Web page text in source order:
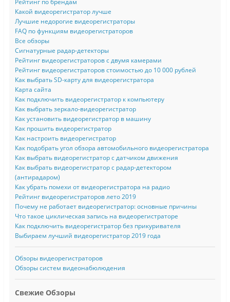
Рейтинг по брендам
Какой видеорегистратор лучше
Лучшие недорогие видеорегистраторы
FAQ по функциям видеорегистраторов
Все обзоры
Сигнатурные радар-детекторы
Рейтинг видеорегистраторов с двумя камерами
Рейтинг видеорегистраторов стоимостью до 10 000 рублей
Как выбрать SD-карту для видеорегистратора
Карта сайта
Как подключить видеорегистратор к компьютеру
Как выбрать зеркало-видеорегистратор
Как установить видеорегистратор в машину
Как прошить видеорегистратор
Как настроить видеорегистратор
Как подобрать угол обзора автомобильного видеорегистратора
Как выбрать видеорегистратор с датчиком движения
Как выбрать видеорегистратор с радар-детектором
(антирадаром)
Как убрать помехи от видеорегистратора на радио
Рейтинг видеорегистраторов лето 2019
Почему не работает видеорегистратор: основные причины
Что такое циклическая запись на видеорегистраторе
Как подключить видеорегистратор без прикуривателя
Выбираем лучший видеорегистратор 2019 года
Обзоры видеорегистраторов
Обзоры систем видеонабюлюдения
Свежие Обзоры